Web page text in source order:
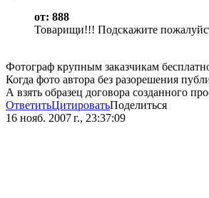
от: 888
Товарищи!!! Подскажите
Фотограф крупным заказчикам
Когда фото автора без разорешения
А взять образец договора созданного
ОтветитьЦитироватьПоделиться
16 нояб. 2007 г., 23:37:09